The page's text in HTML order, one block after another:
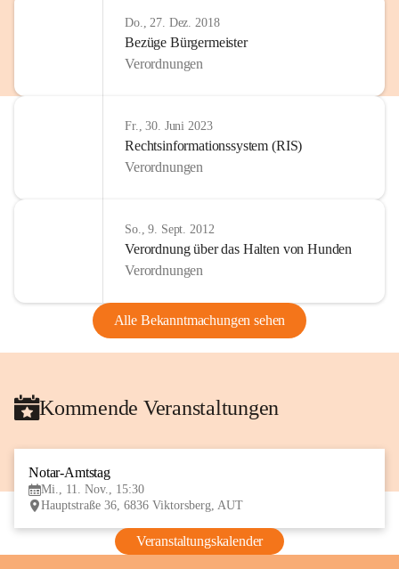
Do., 27. Dez. 2018
Bezüge Bürgermeister
Verordnungen
Fr., 30. Juni 2023
Rechtsinformationssystem (RIS)
Verordnungen
So., 9. Sept. 2012
Verordnung über das Halten von Hunden
Verordnungen
Alle Bekanntmachungen sehen
Kommende Veranstaltungen
Notar-Amtstag
Mi., 11. Nov., 15:30
Hauptstraße 36, 6836 Viktorsberg, AUT
Veranstaltungskalender